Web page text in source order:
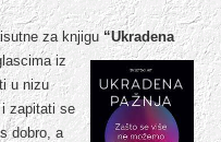
za knjigu “Ukradena
iz
u nizu
zapitati se
dobro, a